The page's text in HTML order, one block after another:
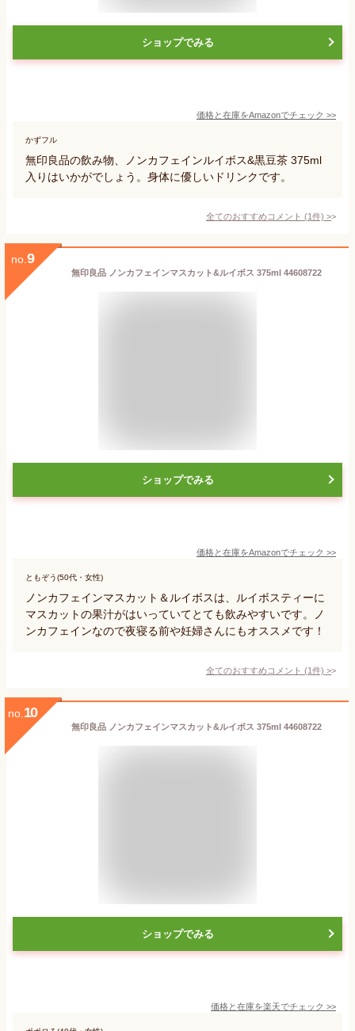
ショップでみる
価格と在庫をAmazonでチェック >>
かずフル
無印良品の飲み物、ノンカフェインルイボス&黒豆茶 375ml
入りはいかがでしょう。身体に優しいドリンクです。
全てのおすすめコメント (1件) >
no. 9
無印良品 ノンカフェインマスカット&ルイボス 375ml 44608722
ショップでみる
価格と在庫をAmazonでチェック >>
ともぞう(50代・女性)
ノンカフェインマスカット＆ルイボスは、ルイボスティーに
マスカットの果汁がはいっていてとても飲みやすいです。ノ
ンカフェインなので夜寝る前や妊婦さんにもオススメです！
全てのおすすめコメント (1件) >
no. 10
無印良品 ノンカフェインマスカット&ルイボス 375ml 44608722
ショップでみる
価格と在庫を楽天でチェック >>